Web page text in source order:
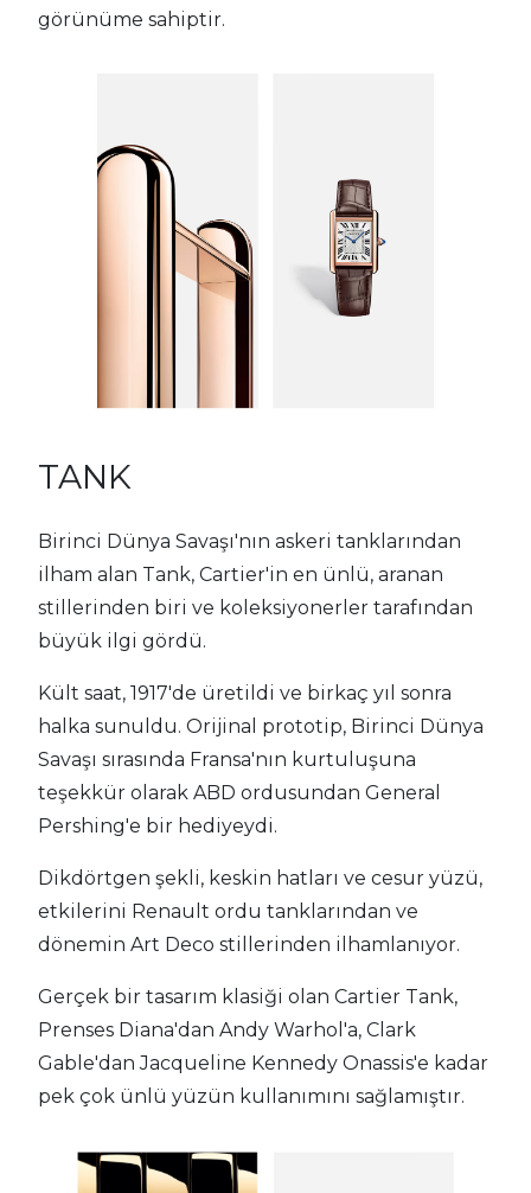
görünüme sahiptir.
TANK
Birinci Dünya Savaşı'nın askeri tanklarından
ilham alan Tank, Cartier'in en ünlü, aranan
stillerinden biri ve koleksiyonerler tarafından
büyük ilgi gördü.
Kült saat, 1917'de üretildi ve birkaç yıl sonra
halka sunuldu. Orijinal prototip, Birinci Dünya
Savaşı sırasında Fransa'nın kurtuluşuna
teşekkür olarak ABD ordusundan General
Pershing'e bir hediyeydi.
Dikdörtgen şekli, keskin hatları ve cesur yüzü,
etkilerini Renault ordu tanklarından ve
dönemin Art Deco stillerinden ilhamlanıyor.
Gerçek bir tasarım klasiği olan Cartier Tank,
Prenses Diana'dan Andy Warhol'a, Clark
Gable'dan Jacqueline Kennedy Onassis'e kadar
pek çok ünlü yüzün kullanımını sağlamıştır.